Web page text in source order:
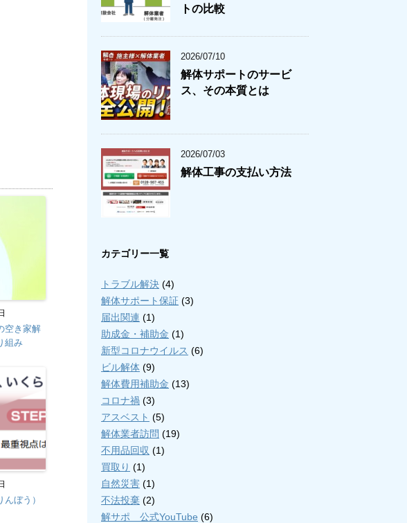
空き家解
組み
ぼう）
トの比較
2026/07/10
解体サポートのサービ
ス、その本質とは
2026/07/03
解体工事の支払い方法
カテゴリー一覧
トラブル解決 (4)
解体サポート保証 (3)
届出関連 (1)
助成金・補助金 (1)
新型コロナウイルス (6)
ビル解体 (9)
解体費用補助金 (13)
コロナ禍 (3)
アスベスト (5)
解体業者訪問 (19)
不用品回収 (1)
買取り (1)
自然災害 (1)
不法投棄 (2)
解サポ 公式YouTube (6)